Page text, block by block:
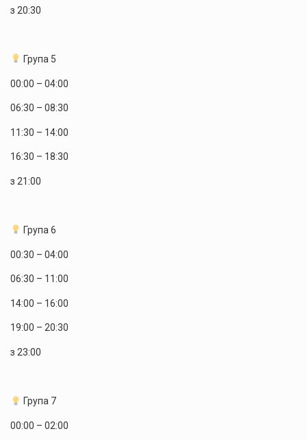
з 20:30
Група 5
00:00 – 04:00
06:30 – 08:30
11:30 – 14:00
16:30 – 18:30
з 21:00
Група 6
00:30 – 04:00
06:30 – 11:00
14:00 – 16:00
19:00 – 20:30
з 23:00
Група 7
00:00 – 02:00